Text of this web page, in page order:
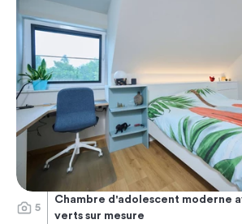
5
Chambre d'adolescent moderne
verts sur mesure